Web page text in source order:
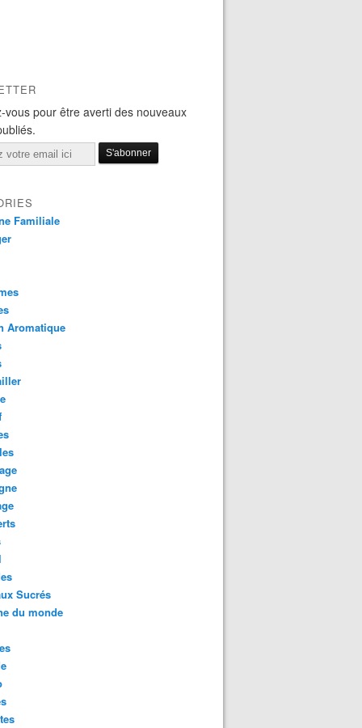
vous pour être averti des nouveaux
Familiale
Aromatique
Sucrés
du monde